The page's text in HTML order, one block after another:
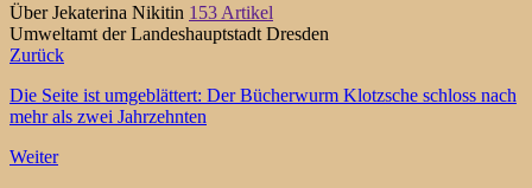
Über Jekaterina Nikitin 153 Artikel
Umweltamt der Landeshauptstadt Dresden
Zurück
Die Seite ist umgeblättert: Der Bücherwurm Klotzsche schloss nach
mehr als zwei Jahrzehnten
Weiter